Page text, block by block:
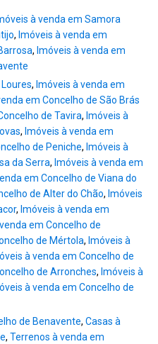
à venda em Samora
, Imóveis à venda em
, Imóveis à venda em
, Imóveis à venda em
em Concelho de São Brás
de Tavira, Imóveis à
, Imóveis à venda em
de Peniche, Imóveis à
da Serra, Imóveis à venda em
em Concelho de Viana do
de Alter do Chão, Imóveis
, Imóveis à venda em
em Concelho de
de Mértola, Imóveis à
à venda em Concelho de
de Arronches, Imóveis à
à venda em Concelho de
de Benavente, Casas à
, Terrenos à venda em